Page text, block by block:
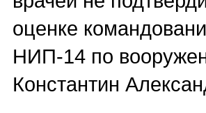
оценке
НИП-14 по
Константин